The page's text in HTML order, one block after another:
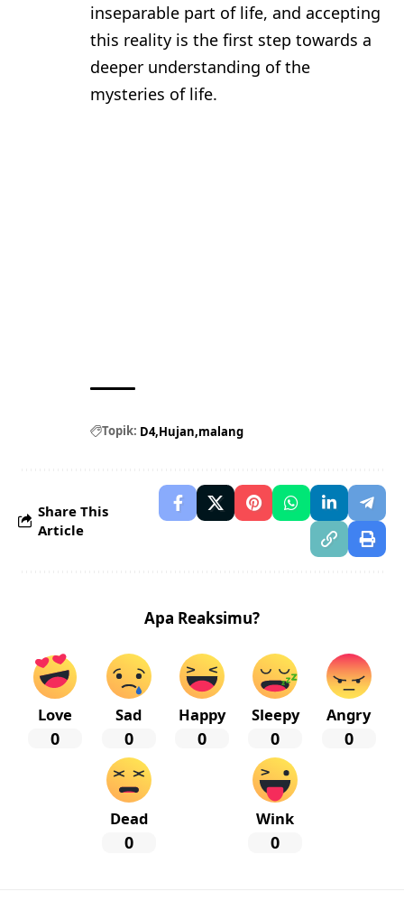
inseparable part of life, and accepting
this reality is the first step towards a
deeper understanding of the
mysteries of life.
Topik: D4 Hujan malang
Share This
Article
Apa Reaksimu?
Love
0
Sad
0
Happy
0
Sleepy
0
Angry
0
Dead
0
Wink
0